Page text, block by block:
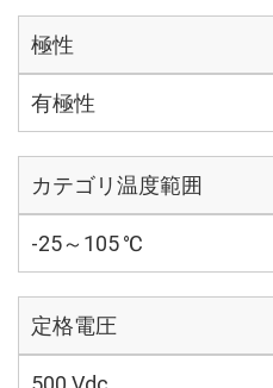
極性
有極性
カテゴリ温度範囲
-25～105 ℃
定格電圧